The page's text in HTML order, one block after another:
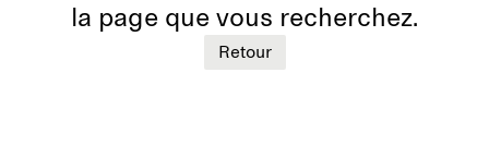
la page que vous recherchez.
Retour